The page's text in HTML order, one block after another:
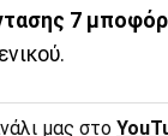
7 μποφόρ
μας στο